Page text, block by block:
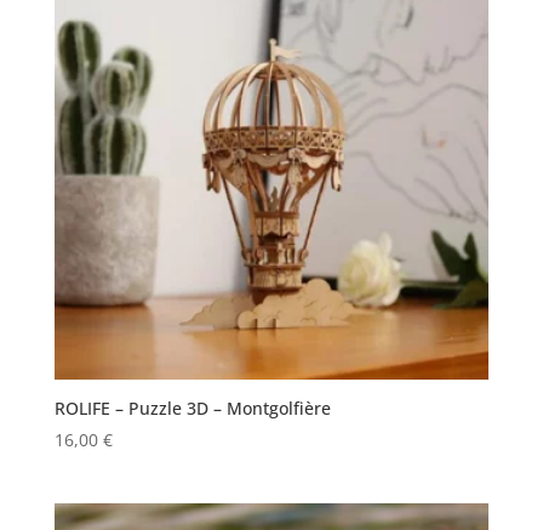
ROLIFE – Puzzle 3D – Montgolfière
16,00 €